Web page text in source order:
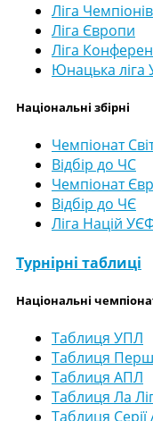
Ліга Чемпіонів
Ліга Європи
Ліга
Юнацька ліга
Національні збірні
Чемпіонат
Відбір до ЧС
Чемпіонат
Відбір до ЧЄ
Ліга Націй
Турнірні таблиці
Національні
Таблиця УПЛ
Таблиця
Таблиця АПЛ
Таблиця Ла
Таблиця Серії